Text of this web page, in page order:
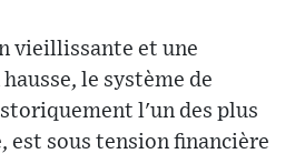
vieillissante et une
le système de
l'un des plus
est sous tension financière